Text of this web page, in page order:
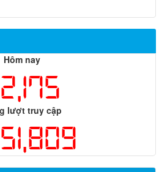
Hôm nay
lượt truy cập